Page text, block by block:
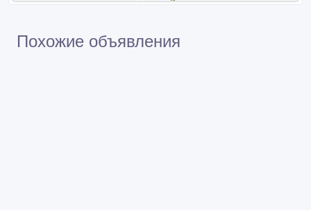
Похожие объявления